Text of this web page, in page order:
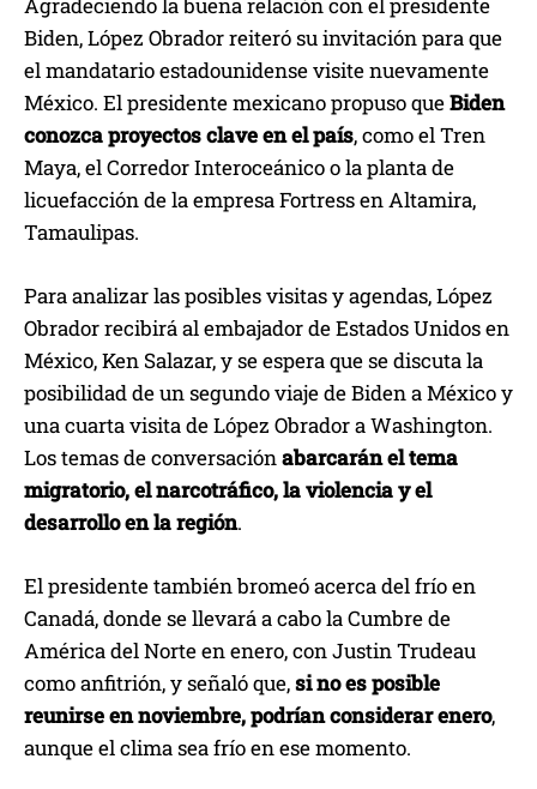
Biden, López Obrador reiteró su invitación para que
el mandatario estadounidense visite nuevamente
México. El presidente mexicano propuso queBiden
conozca proyectos clave en el país, como el Tren
Maya, el Corredor Interoceánico o la planta de
licuefacción de la empresa Fortress en Altamira,
Tamaulipas.
Para analizar las posibles visitas y agendas, López
Obrador recibirá al embajador de Estados Unidos en
México, Ken Salazar, y se espera que se discuta la
posibilidad de un segundo viaje de Biden a México y
una cuarta visita de López Obrador a Washington.
Los temas de conversación abarcarán el tema
migratorio, el narcotráfico, la violencia y el
desarrollo en la región.
El presidente también bromeó acerca del frío en
Canadá, donde se llevará a cabo la Cumbre de
América del Norte en enero, con Justin Trudeau
como anfitrión, y señaló que,si no es posible
reunirse en noviembre, podrían considerar enero,
aunque el clima sea frío en ese momento.